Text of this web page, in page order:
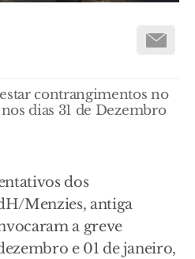
contrangimentos no
dias 31 de Dezembro
dos
Menzies, antiga
a greve
e 01 de janeiro,